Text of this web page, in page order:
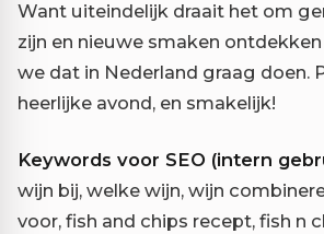
Want uiteindelijk draait het om
zijn en nieuwe smaken ontdekken
we dat in Nederland graag doen.
heerlijke avond, en smakelijk!
Keywords voor SEO (intern
wijn bij, welke wijn, wijn
voor, fish and chips recept, fish n